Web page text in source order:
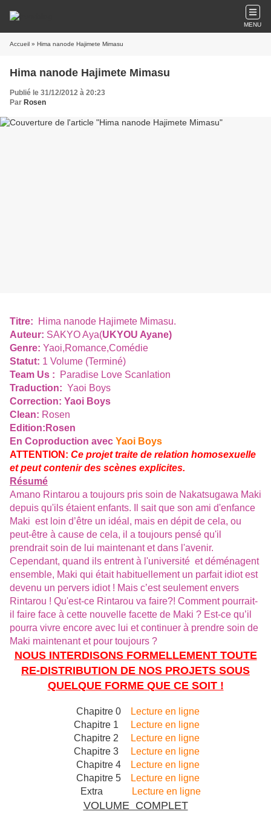
MENU
Accueil » Hima nanode Hajimete Mimasu
Hima nanode Hajimete Mimasu
Publié le 31/12/2012 à 20:23
Par Rosen
Titre:
Hima nanode Hajimete Mimasu.
Auteur: SAKYO Aya(UKYOU Ayane)
Genre: Yaoi,Romance,Comédie
Statut: 1 Volume (Terminé)
Team Us :
Paradise Love Scanlation
Traduction: Yaoi Boys
Correction: Yaoi Boys
Clean: Rosen
Edition:Rosen
En Coproduction avec Yaoi Boys
ATTENTION: Ce projet traite de relation homosexuelle
et peut contenir des scènes explicites.
Résumé
Amano Rintarou a toujours pris soin de Nakatsugawa Maki
depuis qu'ils étaient enfants. Il sait que son ami d'enfance
Maki est loin d’être un idéal , mais en dépit de cela, ou
peut-être à cause de cela, il a toujours pensé qu'il
prendrait soin de lui maintenant et dans l'avenir.
Cependant, quand ils entrent à l'université et déménagent
ensemble, Maki qui était habituellement un parfait idiot est
devenu un pervers idiot ! Mais c’est seulement envers
Rintarou ! Qu'est-ce Rintarou va faire?! Comment pourrait-
il faire face à cette nouvelle facette de Maki ? Est-ce qu’il
pourra vivre encore avec lui et continuer à prendre soin de
Maki maintenant et pour toujours ?
NOUS INTERDISONS FORMELLEMENT TOUTE
RE-DISTRIBUTION DE NOS PROJETS SOUS
QUELQUE FORME QUE CE SOIT !
Chapitre 0
Lecture en ligne
Chapitre 1
Lecture en ligne
Chapitre 2
Lecture en ligne
Chapitre 3
Lecture en ligne
Chapitre 4
Lecture en ligne
Chapitre 5
Lecture en ligne
Extra
Lecture en ligne
VOLUME COMPLET